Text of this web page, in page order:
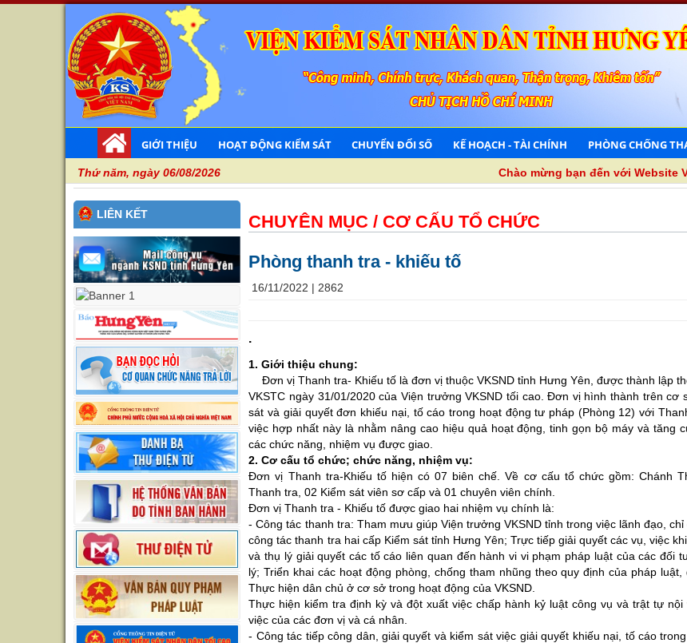
GIỚI THIỆU HOẠT ĐỘNG KIỂM SÁT CHUYỂN ĐỔI SỐ KẾ HOẠCH - TÀI CHÍNH PHÒNG CHỐNG
Thứ năm, ngày 06/08/2026 Chào mừng bạn đến với Website
LIÊN KẾT CHUYÊN MỤC / CƠ CẤU TỔ CHỨC
Phòng thanh tra - khiếu tố
16/11/2022 | 2862
.
1. Giới thiệu chung:
Đơn vị Thanh tra- Khiếu tố là đơn vị thuộc VKSND tỉnh Hưng Yên, được thành lập
VKSTC ngày 31/01/2020 của Viện trưởng VKSND tối cao. Đơn vị hình thành trên cơ
sát và giải quyết đơn khiếu nại, tố cáo trong hoạt động tư pháp (Phòng 12) với
việc hợp nhất này là nhằm nâng cao hiệu quả hoạt động, tinh gọn bộ máy và tăng
các chức năng, nhiệm vụ được giao.
2. Cơ cấu tổ chức; chức năng, nhiệm vụ:
Đơn vị Thanh tra-Khiếu tố hiện có 07 biên chế. Về cơ cấu tổ chức gồm: Chánh
Thanh tra, 02 Kiểm sát viên sơ cấp và 01 chuyên viên chính.
Đơn vị Thanh tra - Khiếu tố được giao hai nhiệm vụ chính là:
- Công tác thanh tra: Tham mưu giúp Viện trưởng VKSND tỉnh trong việc lãnh đạo,
công tác thanh tra hai cấp Kiểm sát tỉnh Hưng Yên; Trực tiếp giải quyết các vụ, việc
và thụ lý giải quyết các tố cáo liên quan đến hành vi vi phạm pháp luật của các đối
lý; Triển khai các hoạt động phòng, chống tham nhũng theo quy định của pháp
Thực hiện dân chủ ở cơ sở trong hoạt động của VKSND.
Thực hiện kiểm tra định kỳ và đột xuất việc chấp hành kỷ luật công vụ và trật tự nội
việc của các đơn vị và cá nhân.
- Công tác tiếp công dân, giải quyết và kiểm sát việc giải quyết khiếu nại, tố cáo